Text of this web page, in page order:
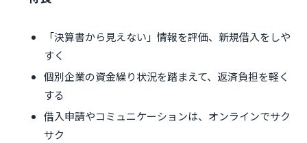
「決算書から見えない」情報を評価、新規借入をしや
すく
個別企業の資金繰り状況を踏まえて、返済負担を軽く
する
借入申請やコミュニケーションは、オンラインでサク
サク